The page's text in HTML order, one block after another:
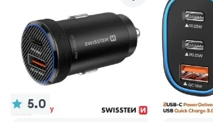
5.0